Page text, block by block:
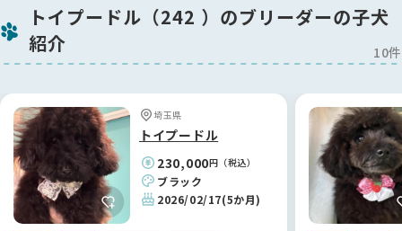
今回はこちらの希望に沿って丁寧にご提案をいただき、本当に
感謝しております。
江里川ブリーダーに出会えて、心から良かったと思っていま
す！🐶
【BreederFamiliesへ】
色々なサイトを見て回りましたが、こちらのBreederFamilies
は情報の透明性が高く、非常に信頼できるサイトだと感じまし
た。
おかげさまで、江里川ブリーダーのような素敵な専門家と繋が
ることができ、納得のいく形で新しい家族探しができていま
トイプードル（242 ）のブリーダーの子犬
紹介
10件
埼玉県
トイプードル
230,000円（税込）
ブラック
2026/02/17(5か月)